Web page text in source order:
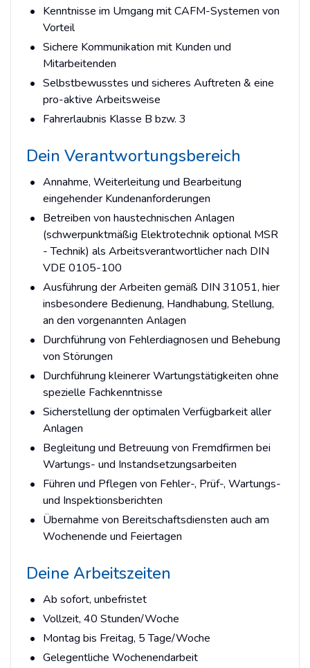
Kenntnisse im Umgang mit CAFM-Systemen von
Vorteil
Sichere Kommunikation mit Kunden und
Mitarbeitenden
Selbstbewusstes und sicheres Auftreten & eine
pro-aktive Arbeitsweise
Fahrerlaubnis Klasse B bzw. 3
Dein Verantwortungsbereich
Annahme, Weiterleitung und Bearbeitung
eingehender Kundenanforderungen
Betreiben von haustechnischen Anlagen
(schwerpunktmäßig Elektrotechnik optional MSR
- Technik) als Arbeitsverantwortlicher nach DIN
VDE 0105-100
Ausführung der Arbeiten gemäß DIN 31051, hier
insbesondere Bedienung, Handhabung, Stellung,
an den vorgenannten Anlagen
Durchführung von Fehlerdiagnosen und Behebung
von Störungen
Durchführung kleinerer Wartungstätigkeiten ohne
spezielle Fachkenntnisse
Sicherstellung der optimalen Verfügbarkeit aller
Anlagen
Begleitung und Betreuung von Fremdfirmen bei
Wartungs- und Instandsetzungsarbeiten
Führen und Pflegen von Fehler-, Prüf-, Wartungs-
und Inspektionsberichten
Übernahme von Bereitschaftsdiensten auch am
Wochenende und Feiertagen
Deine Arbeitszeiten
Ab sofort, unbefristet
Vollzeit, 40 Stunden/Woche
Montag bis Freitag, 5 Tage/Woche
Gelegentliche Wochenendarbeit